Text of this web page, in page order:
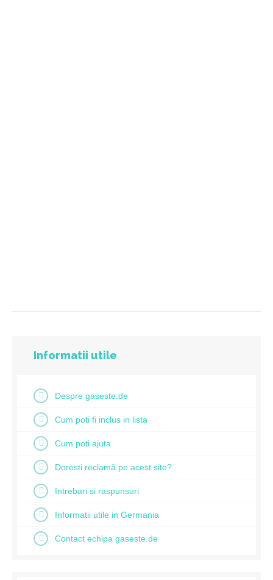
Informatii utile
Despre gaseste.de
Cum poti fi inclus in lista
Cum poti ajuta
Doresti reclamă pe acest site?
Intrebari si raspunsuri
Informatii utile in Germania
Contact echipa gaseste.de